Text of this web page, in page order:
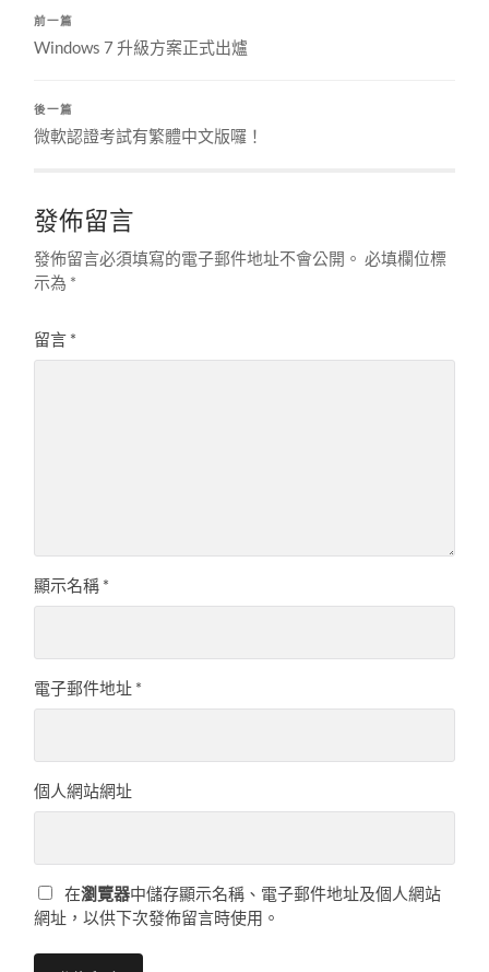
前一篇
Windows 7 升級方案正式出爐
後一篇
微軟認證考試有繁體中文版囉！
發佈留言
發佈留言必須填寫的電子郵件地址不會公開。 必填欄位標
示為 *
留言 *
顯示名稱 *
電子郵件地址 *
個人網站網址
在瀏覽器中儲存顯示名稱、電子郵件地址及個人網站
網址，以供下次發佈留言時使用。